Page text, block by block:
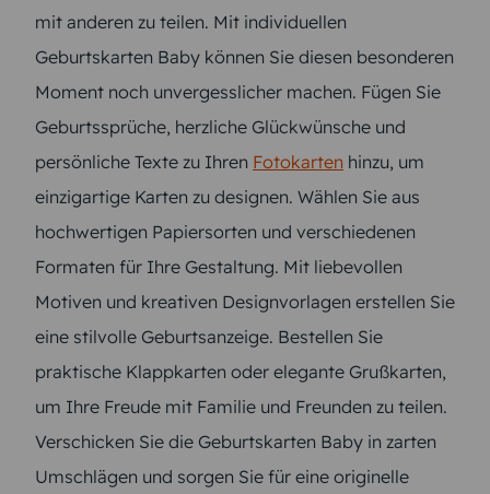
mit anderen zu teilen. Mit individuellen
Geburtskarten Baby können Sie diesen besonderen
Moment noch unvergesslicher machen. Fügen Sie
Geburtssprüche, herzliche Glückwünsche und
persönliche Texte zu Ihren Fotokarten hinzu, um
einzigartige Karten zu designen. Wählen Sie aus
hochwertigen Papiersorten und verschiedenen
Formaten für Ihre Gestaltung. Mit liebevollen
Motiven und kreativen Designvorlagen erstellen Sie
eine stilvolle Geburtsanzeige. Bestellen Sie
praktische Klappkarten oder elegante Grußkarten,
um Ihre Freude mit Familie und Freunden zu teilen.
Verschicken Sie die Geburtskarten Baby in zarten
Umschlägen und sorgen Sie für eine originelle